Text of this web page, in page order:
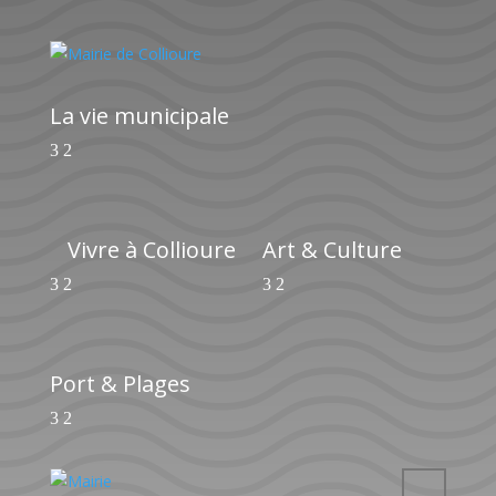
La vie municipale
Vivre à Collioure Art & Culture
Port & Plages